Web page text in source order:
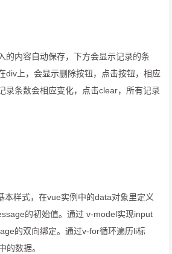
的内容自动保存，下方会显示记录的条
div上，会显示删除按钮，点击按钮，相应
录条数会相应变化，点击clear，所有记录
本样式，在vue实例中的data对象里定义
的初始值。通过 v-model实现input
的双向绑定。通过v-for循环遍历li标
的数据。